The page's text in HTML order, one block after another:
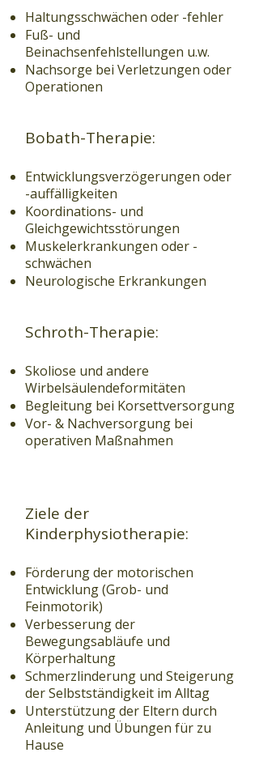
Haltungsschwächen oder -fehler
Fuß- und
Beinachsenfehlstellungen u.w.
Nachsorge bei Verletzungen oder
Operationen
Bobath-Therapie:
Entwicklungsverzögerungen oder
-auffälligkeiten
Koordinations- und
Gleichgewichtsstörungen
Muskelerkrankungen oder -
schwächen
Neurologische Erkrankungen
Schroth-Therapie:
Skoliose und andere
Wirbelsäulendeformitäten
Begleitung bei Korsettversorgung
Vor- & Nachversorgung bei
operativen Maßnahmen
Ziele der
Kinderphysiotherapie:
Förderung der motorischen
Entwicklung (Grob- und
Feinmotorik)
Verbesserung der
Bewegungsabläufe und
Körperhaltung
Schmerzlinderung und Steigerung
der Selbstständigkeit im Alltag
Unterstützung der Eltern durch
Anleitung und Übungen für zu
Hause